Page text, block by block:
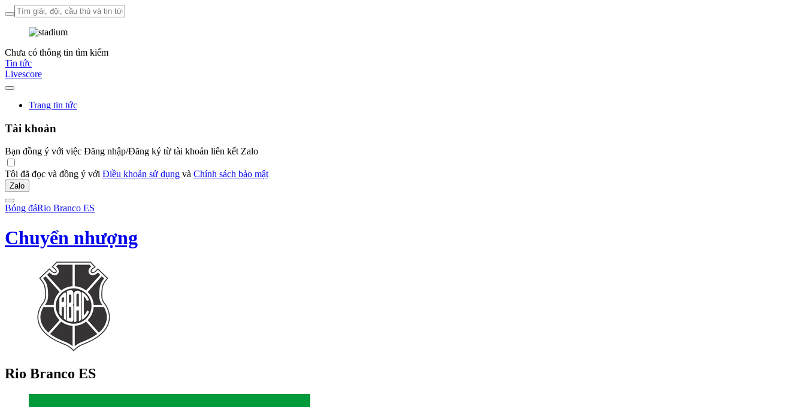
Chưa có thông tin tìm kiếm
Tin tức
Livescore
Trang tin tức
Tài khoản
Bạn đồng ý với việc Đăng nhập/Đăng ký từ tài khoản liên kết Zalo
Tôi đã đọc và đồng ý với Điều khoản sử dụng và Chính sách bảo mật
Zalo
Bóng đáRio Branco ES
Chuyển nhượng
Rio Branco ES